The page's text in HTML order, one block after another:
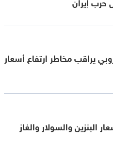
يراقب مخاطر ارتفاع أسعار
البنزين والسولار والغاز